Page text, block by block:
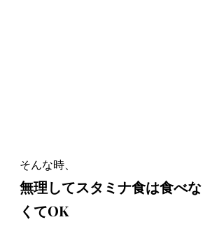
そんな時、
無理してスタミナ食は食べな
くてOK